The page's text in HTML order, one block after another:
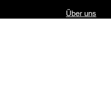
Über uns